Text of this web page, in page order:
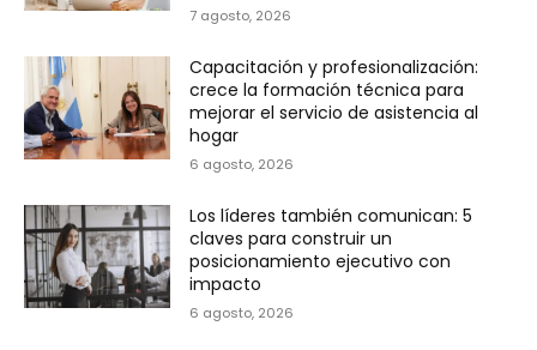
7 agosto, 2026
Capacitación y profesionalización:
crece la formación técnica para
mejorar el servicio de asistencia al
hogar
6 agosto, 2026
Los líderes también comunican: 5
claves para construir un
posicionamiento ejecutivo con
impacto
6 agosto, 2026